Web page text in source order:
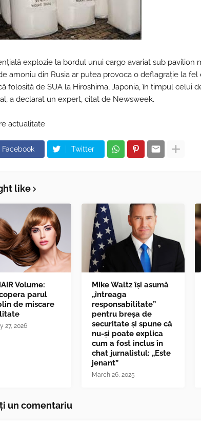
explozie la bordul unui cargo avariat sub pavilion
amoniu din Rusia ar putea provoca o deflagrație la
folosită de SUA la Hiroshima, Japonia, în timpul celui
a declarat un expert, citat de Newsweek.
actualitate
Facebook Twitter
like
Volume:
parul
de miscare
27, 2026
Mike Waltz îşi asumă
„întreaga
responsabilitate”
pentru breşa de
securitate și spune că
nu-și poate explica
cum a fost inclus în
chat jurnalistul: „Este
jenant”
March 26, 2025
un comentariu